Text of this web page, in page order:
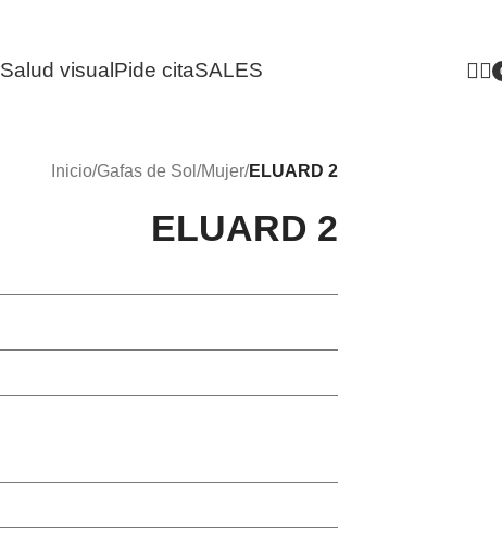
Salud visual Pide citaSALES
Inicio/Gafas de Sol /Mujer/ELUARD 2
ELUARD 2